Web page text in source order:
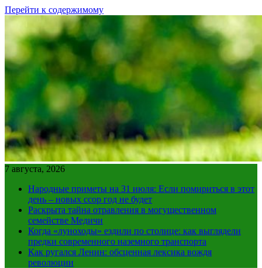
Перейти к содержимому
7 августа, 2026
Народные приметы на 31 июля: Если помириться в этот
день – новых ссор год не будет
Раскрыта тайна отравления в могущественном
семействе Медичи
Когда «луноходы» ездили по столице: как выглядели
предки современного наземного транспорта
Как ругался Ленин: обсценная лексика вождя
революции